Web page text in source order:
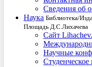
Сведения об
Наука Библиотека/
Площадь Д.С.Лихачева
Сайт
Научные